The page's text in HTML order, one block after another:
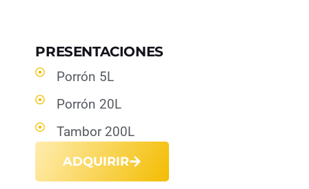
PRESENTACIONES
Porrón 5L
Porrón 20L
Tambor 200L
ADQUIRIR